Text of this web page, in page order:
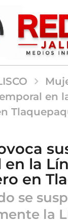
en
la
en
se
la